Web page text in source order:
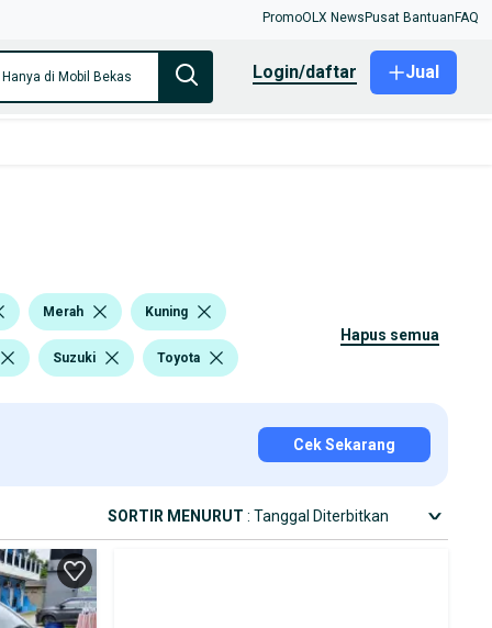
PromoOLX News Pusat Bantuan FAQ
Hanya di Mobil Bekas login/daftar Jual
Merah Kuning
Suzuki Toyota
hapus semua
Cek Sekarang
SORTIR MENURUT : Tanggal Diterbitkan